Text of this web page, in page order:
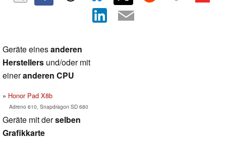
Geräte einesanderen
Herstellers und/oder mit
eineranderen CPU
Honor Pad X8b
Adreno 610, Snapdragon SD 680
Geräte mit derselben
Grafikkarte